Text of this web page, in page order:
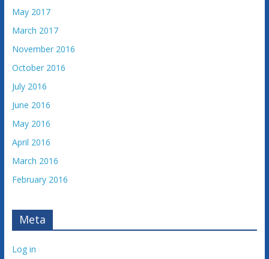
May 2017
March 2017
November 2016
October 2016
July 2016
June 2016
May 2016
April 2016
March 2016
February 2016
Meta
Log in